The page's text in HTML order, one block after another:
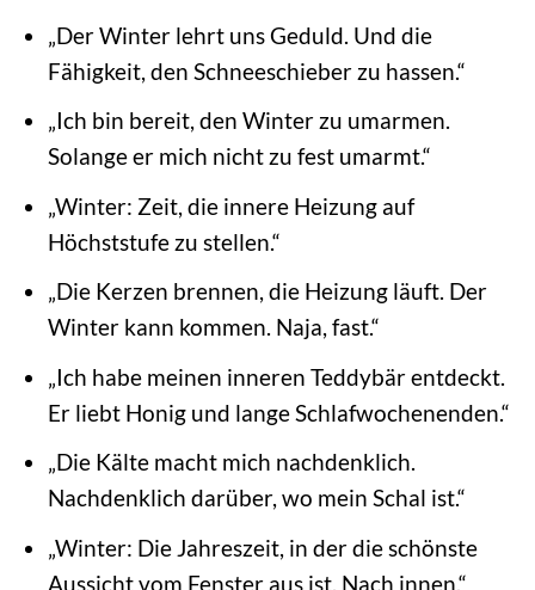
„Der Winter lehrt uns Geduld. Und die
Fähigkeit, den Schneeschieber zu hassen.“
„Ich bin bereit, den Winter zu umarmen.
Solange er mich nicht zu fest umarmt.“
„Winter: Zeit, die innere Heizung auf
Höchststufe zu stellen.“
„Die Kerzen brennen, die Heizung läuft. Der
Winter kann kommen. Naja, fast.“
„Ich habe meinen inneren Teddybär entdeckt.
Er liebt Honig und lange Schlafwochenenden.“
„Die Kälte macht mich nachdenklich.
Nachdenklich darüber, wo mein Schal ist.“
„Winter: Die Jahreszeit, in der die schönste
Aussicht vom Fenster aus ist. Nach innen.“